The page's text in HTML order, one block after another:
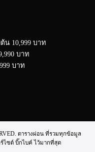
ต้น 10,999 บาท
บาท
บาท
ตารางผ่อน ที่รวมทุกข้อมูล
ไซต์ บิ๊กไบค์ ไว้มากที่สุด